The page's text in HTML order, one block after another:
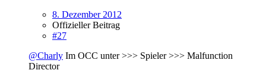
8. Dezember 2012
Offizieller Beitrag
#27
@Charly Im OCC unter >>> Spieler >>> Malfunction
Director